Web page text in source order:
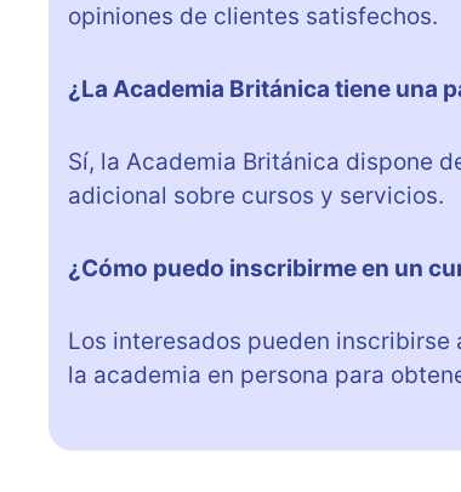
opiniones de clientes satisfechos.
¿La Academia Británica tiene una
Sí, la Academia Británica dispone
adicional sobre cursos y servicios.
¿Cómo puedo inscribirme en un
Los interesados pueden
la academia en persona para